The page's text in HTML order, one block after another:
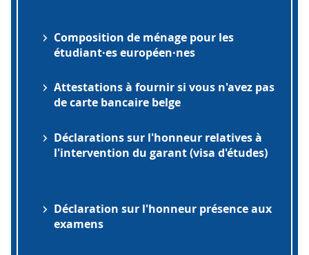
Composition de ménage pour les
étudiant·es européen·nes
Attestations à fournir si vous n'avez pas
de carte bancaire belge
Déclarations sur l'honneur relatives à
l'intervention du garant (visa d'études)
Déclaration sur l'honneur présence aux
examens